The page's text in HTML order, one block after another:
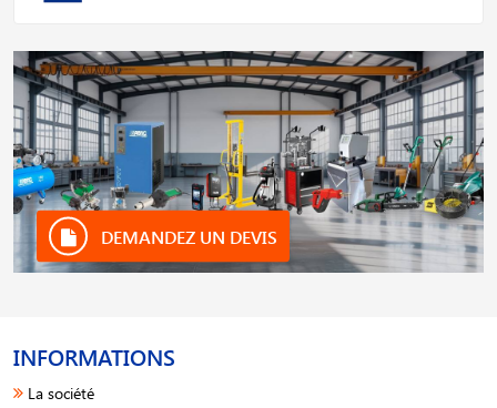
DEMANDEZ UN DEVIS
INFORMATIONS
La société